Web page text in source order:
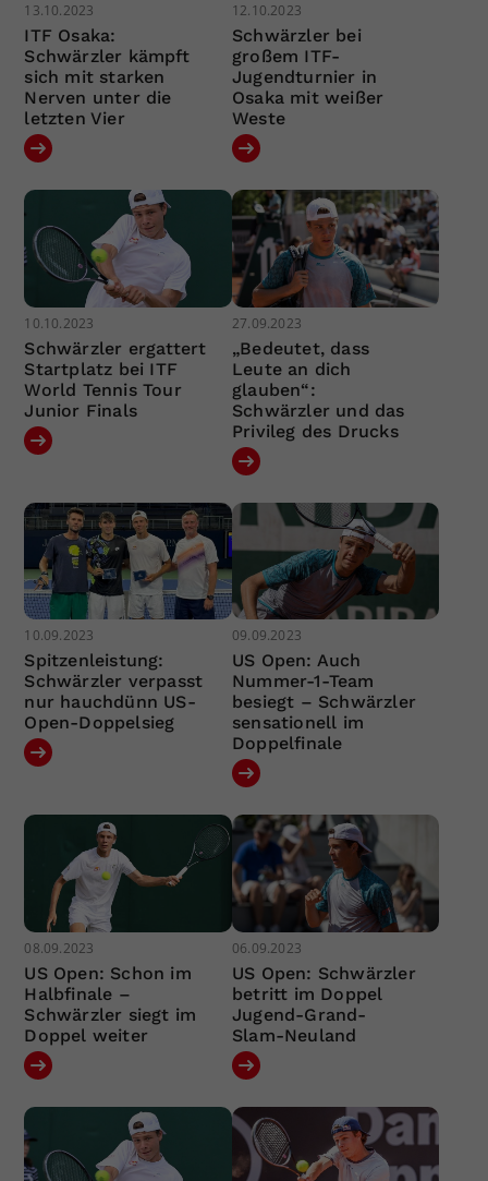
13.10.2023
ITF Osaka:
Schwärzler kämpft
sich mit starken
Nerven unter die
letzten Vier
12.10.2023
Schwärzler bei
großem ITF-
Jugendturnier in
Osaka mit weißer
Weste
10.10.2023
Schwärzler ergattert
Startplatz bei ITF
World Tennis Tour
Junior Finals
27.09.2023
„Bedeutet, dass
Leute an dich
glauben“:
Schwärzler und das
Privileg des Drucks
10.09.2023
Spitzenleistung:
Schwärzler verpasst
nur hauchdünn US-
Open-Doppelsieg
09.09.2023
US Open: Auch
Nummer-1-Team
besiegt – Schwärzler
sensationell im
Doppelfinale
08.09.2023
US Open: Schon im
Halbfinale –
Schwärzler siegt im
Doppel weiter
06.09.2023
US Open: Schwärzler
betritt im Doppel
Jugend-Grand-
Slam-Neuland